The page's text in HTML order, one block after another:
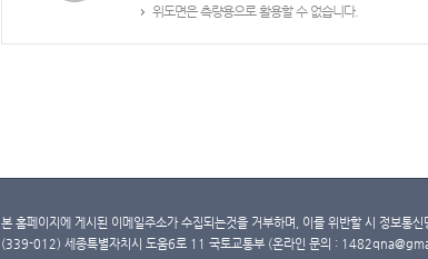
위도면은 측량용으로 활용할 수 없습니다.
본 홈페이지에 게시된 이메일주소가 수집되는것을 거부하며, 이를 위반할 시 정보통
(339-012) 세종특별자치시 도움6로 11 국토교통부 (온라인 문의 :